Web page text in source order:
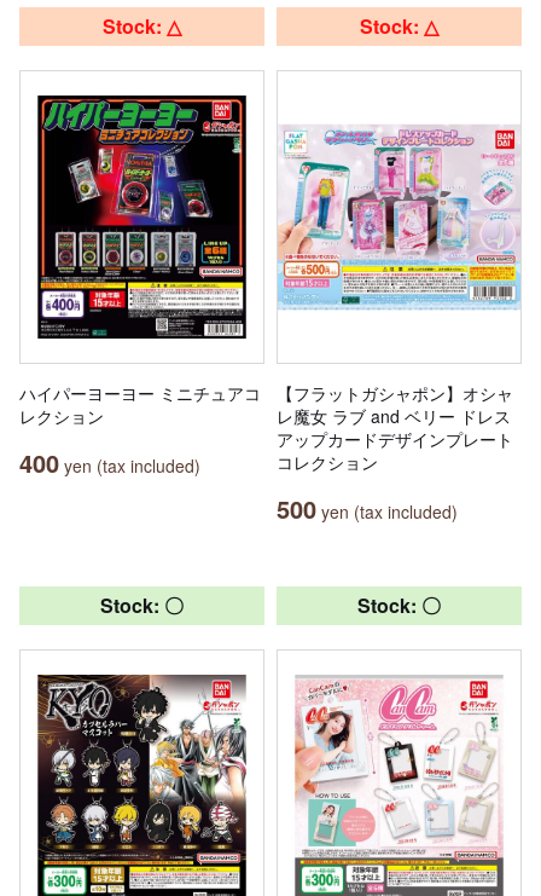
Stock: △
ハイパーヨーヨー ミニチュアコ
レクション
400 yen (tax included)
Stock: △
【フラットガシャポン】オシャ
レ魔女 ラブ and ベリー ドレス
アップカードデザインプレート
コレクション
500 yen (tax included)
Stock: 〇 Stock: 〇